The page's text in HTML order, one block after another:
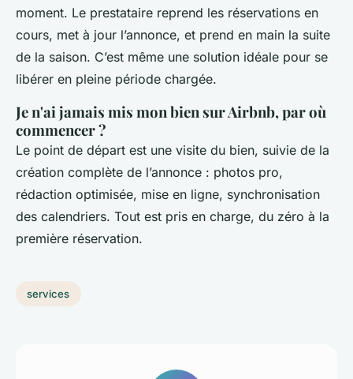
moment. Le prestataire reprend les réservations en
cours, met à jour l’annonce, et prend en main la suite
de la saison. C’est même une solution idéale pour se
libérer en pleine période chargée.
Je n'ai jamais mis mon bien sur Airbnb, par où
commencer ?
Le point de départ est une visite du bien, suivie de la
création complète de l’annonce : photos pro,
rédaction optimisée, mise en ligne, synchronisation
des calendriers. Tout est pris en charge, du zéro à la
première réservation.
services